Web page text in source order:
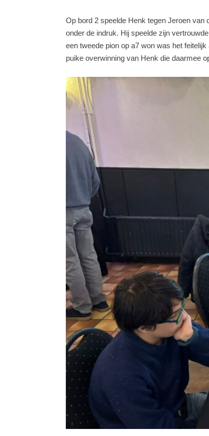
Op bord 2 speelde Henk tegen Jeroen van
onder de indruk. Hij speelde zijn
een tweede pion op a7 won was het
puike overwinning van Henk die daarmee